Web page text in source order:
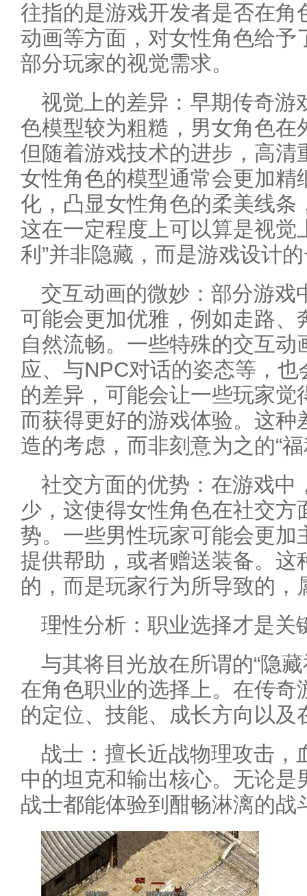
往指的是游戏开发者是否在角
动画等方面，对女性角色给予
部分玩家的视觉需求。
视觉上的差异：早期传奇游
色模型较为粗糙，男女角色在
但随着游戏技术的进步，高清
女性角色的模型通常会更加精
化，凸显女性角色的柔美线条
这在一定程度上可以算是视觉
利”并非隐藏，而是游戏设计
交互动画的微妙：部分游戏
可能会更加优雅，例如走路、
自然流畅。一些特殊的交互
应、与NPC对话的姿态等，
的差异，可能会让一些玩家
而获得更好的游戏体验。这种
造的考虑，而非刻意为之的“福
社交方面的优势：在游戏中
少，这使得女性角色在社交方
势。一些男性玩家可能会更加
提供帮助，或者赠送装备。这
的，而是玩家行为所导致的，
理性分析：职业选择才是关
与其将目光放在所谓的“隐
在角色职业的选择上。在传奇
的定位、技能、成长方向以及
战士：擅长近战物理攻击，
中的坦克和输出核心。无论是
战士都能体验到酣畅淋漓的战